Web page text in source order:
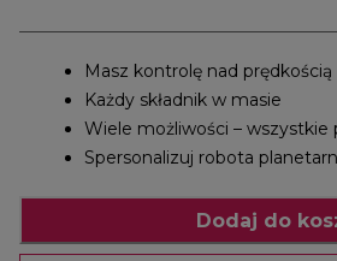
Masz kontrolę nad prędkością
Każdy składnik w masie
Wiele możliwości – wszystkie
Spersonalizuj robota
Dodaj do